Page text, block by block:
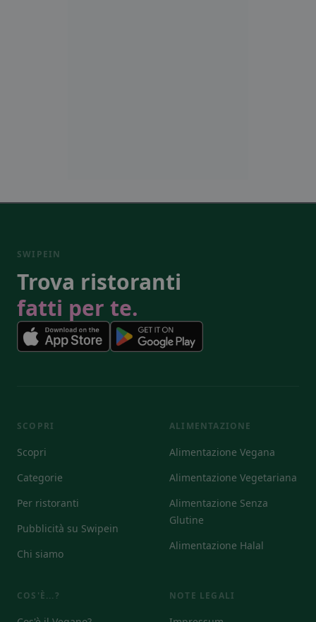
SWIPEIN
Trova ristoranti
fatti per te.
SCOPRI
Scopri
Categorie
Per ristoranti
Pubblicità su Swipein
Chi siamo
ALIMENTAZIONE
Alimentazione Vegana
Alimentazione Vegetariana
Alimentazione Senza
Glutine
Alimentazione Halal
COS'È...? NOTE LEGALI